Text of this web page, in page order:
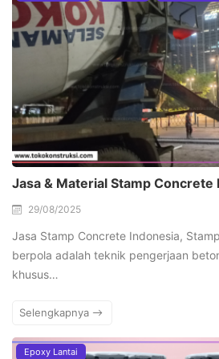
Jasa & Material Stamp Concrete
29/08/2025
Jasa Stamp Concrete Indonesia,
berpola adalah teknik pengerjaan
khusus…
Selengkapnya
Epoxy Lantai